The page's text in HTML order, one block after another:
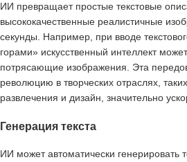
ИИ превращает простые текстовые
высококачественные реалистичные
секунды. Например, при вводе
горами» искусственный интеллект
потрясающие изображения. Эта
революцию в творческих отраслях,
развлечения и дизайн, значительно
Генерация текста
ИИ может автоматически генерировать